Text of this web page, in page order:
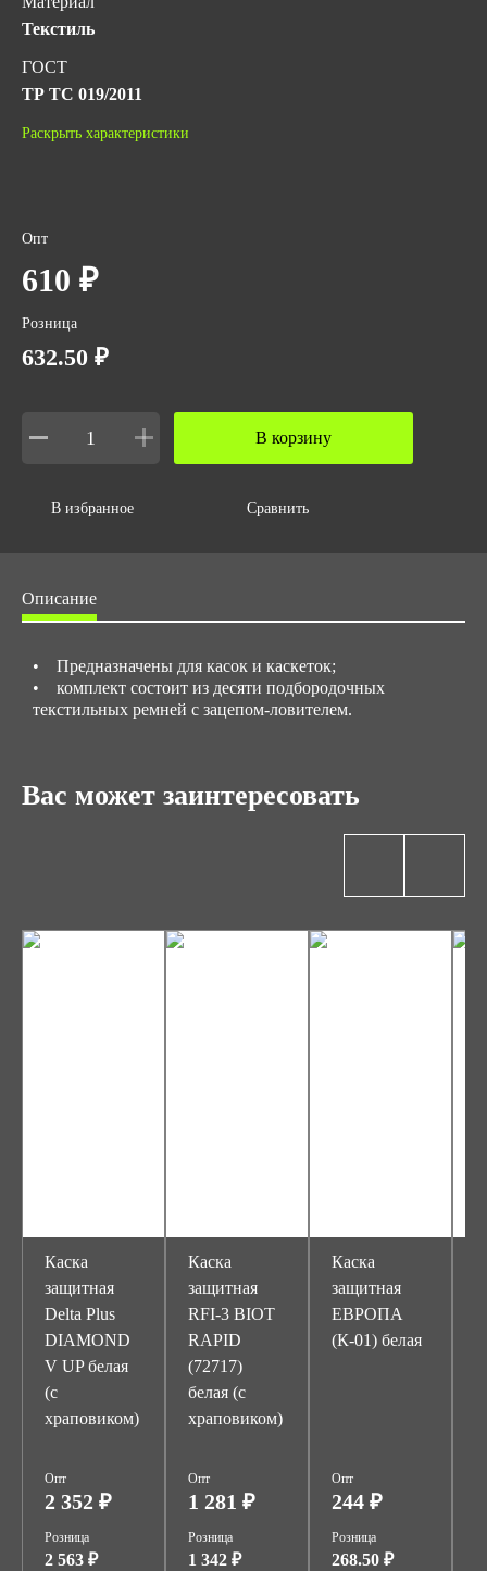
Текстиль
ГОСТ
ТР ТС 019/2011
Вес за ед,кг
Раскрыть характеристики
Опт
610 ₽
Розница
632.50 ₽
В корзину
В избранное Сравнить
Описание
• Предназначены для касок и каскеток;
• комплект состоит из десяти подбородочных
текстильных ремней с зацепом-ловителем.
Вас может заинтересовать
Каска
защитная
Delta Plus
DIAMOND
V UP белая
(с
храповиком)
Опт
2 352 ₽
Розница
2 563 ₽
Каска
защитная
RFI-3 BIOT
RAPID
(72717)
белая (с
храповиком)
Опт
1 281 ₽
Розница
1 342 ₽
Каска
защитная
ЕВРОПА
(К-01) белая
Опт
244 ₽
Розница
268.50 ₽